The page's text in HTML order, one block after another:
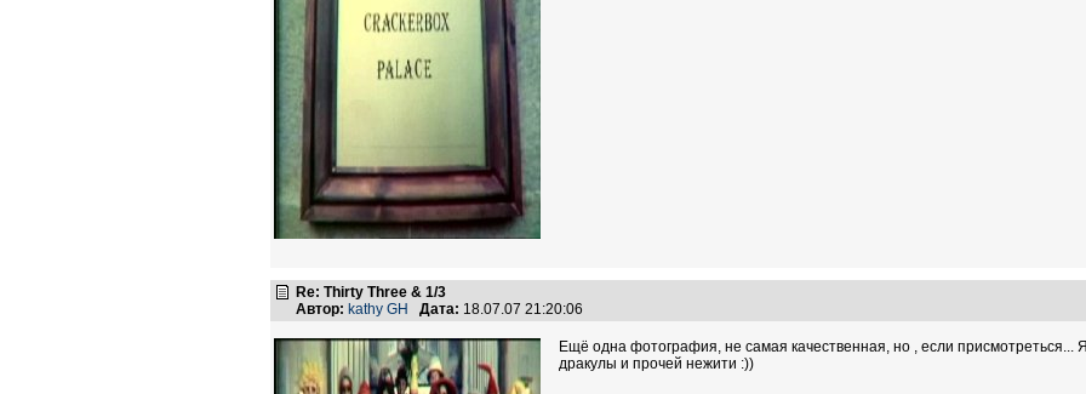
Re: Thirty Three & 1/3
Автор: kathy GH Дата: 18.07.07 21:20:06
Ещё одна фотография, не самая качественная, но , если
дракулы и прочей нежити :))